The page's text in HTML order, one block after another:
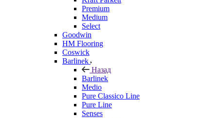
Premium
Medium
Select
Goodwin
HM Flooring
Coswick
Barlinek
Назад
Barlinek
Medio
Pure Classico Line
Pure Line
Senses